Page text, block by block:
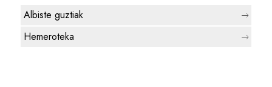
Albiste guztiak
Hemeroteka